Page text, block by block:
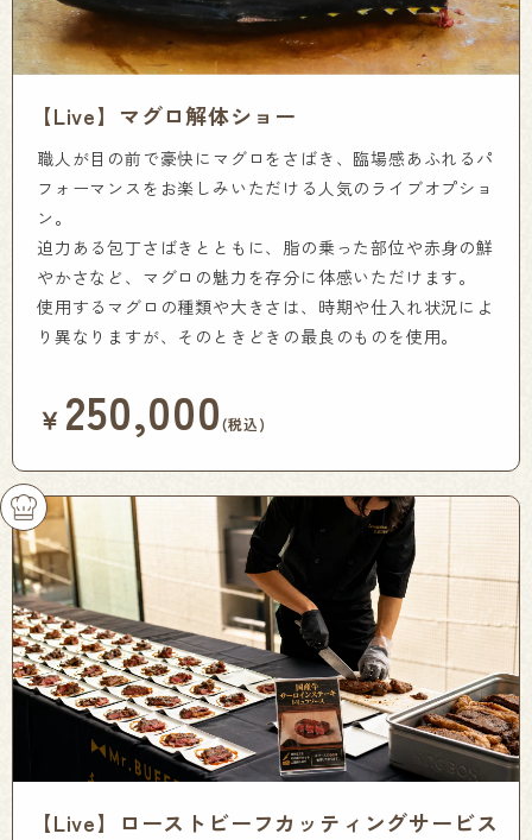
【Live】マグロ解体ショー
職人が目の前で豪快にマグロをさばき、臨場感あふれるパ
フォーマンスをお楽しみいただける人気のライブオプショ
ン。
迫力ある包丁さばきとともに、脂の乗った部位や赤身の鮮
やかさなど、マグロの魅力を存分に体感いただけます。
使用するマグロの種類や大きさは、時期や仕入れ状況によ
り異なりますが、そのときどきの最良のものを使用。
￥ 250,000(税込)
【Live】ローストビーフカッティングサービス